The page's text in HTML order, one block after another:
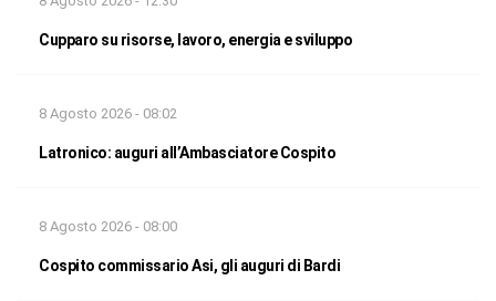
Cupparo su risorse, lavoro, energia e sviluppo
8 Agosto 2026 - 08:02
Latronico: auguri all’Ambasciatore Cospito
8 Agosto 2026 - 08:00
Cospito commissario Asi, gli auguri di Bardi